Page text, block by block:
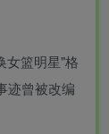
女篮明星"格
迹曾被改编